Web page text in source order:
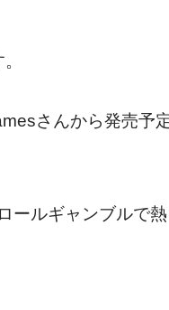
さんから発売予
ールギャンブルで